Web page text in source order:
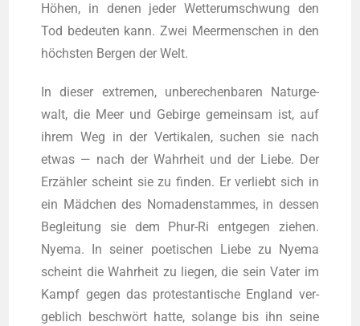
Höhen, in denen jeder Wet­ter­um­schwung den
Tod bedeu­ten kann. Zwei Meer­men­schen in den
höchs­ten Ber­gen der Welt.
In die­ser extre­men, unbe­re­chen­ba­ren Natur­ge­
walt, die Meer und Gebir­ge gemein­sam ist, auf
ihrem Weg in der Ver­ti­ka­len, suchen sie nach
etwas — nach der Wahr­heit und der Lie­be. Der
Erzäh­ler scheint sie zu fin­den. Er ver­liebt sich in
ein Mäd­chen des Noma­den­stam­mes, in des­sen
Beglei­tung sie dem Phur-Ri ent­ge­gen zie­hen.
Nye­ma. In sei­ner poe­ti­schen Lie­be zu Nye­ma
scheint die Wahr­heit zu lie­gen, die sein Vater im
Kampf gegen das pro­tes­tan­ti­sche Eng­land ver­
geb­lich beschwört hat­te, solan­ge bis ihn sei­ne